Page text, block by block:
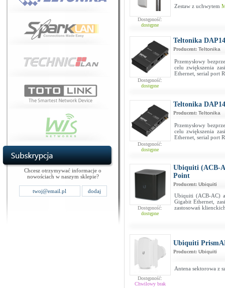
Chcesz otrzymywać informacje o
nowościach w naszym sklepie?
Dostępność:
dostępne
Zestaw z uchwytem
Dostępność:
dostępne
Teltonika
Producent: Teltonika
Przemysłowy
celu zwiększenia
Ethernet, serial port
Dostępność:
dostępne
Teltonika
Producent: Teltonika
Przemysłowy
celu zwiększenia
Ethernet, serial port
Dostępność:
dostępne
Ubiquiti (ACB-
Point
Producent: Ubiquiti
Ubiquiti (ACB-AC)
Gigabit Ethernet,
zastosowań
Dostępność:
Chwilowy brak
Ubiquiti
Producent: Ubiquiti
Antena sektorowa z